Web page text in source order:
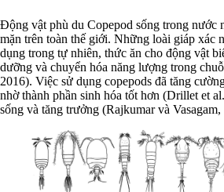
Động vật phù du Copepod sống trong nước
mặn trên toàn thế giới. Những loài giáp xác
dụng trong tự nhiên, thức ăn cho động vật
dưỡng và chuyển hóa năng lượng trong
2016). Việc sử dụng copepods đã tăng
nhờ thành phần sinh hóa tốt hơn (Drillet et
sống và tăng trưởng (Rajkumar và Vasagam,